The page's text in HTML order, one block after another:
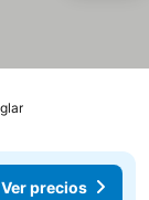
Ver precios
Ver precios